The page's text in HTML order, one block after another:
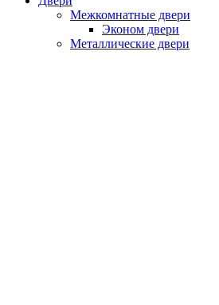
Межкомнатные двери
Эконом двери
Металлические двери